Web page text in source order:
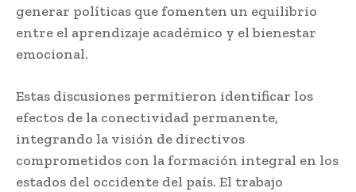
generar políticas que fomenten un equilibrio
entre el aprendizaje académico y el bienestar
emocional.
Estas discusiones permitieron identificar los
efectos de la conectividad permanente,
integrando la visión de directivos
comprometidos con la formación integral en los
estados del occidente del país. El trabajo